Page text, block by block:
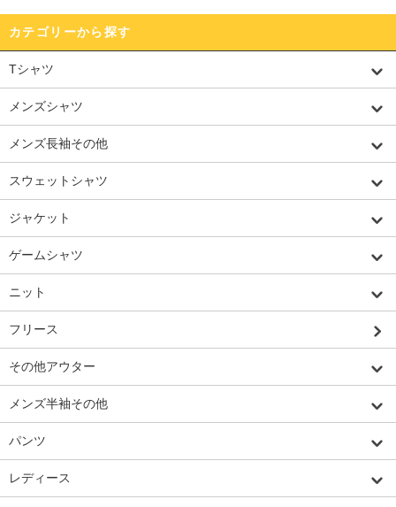
カテゴリーから探す
Tシャツ
メンズシャツ
メンズ長袖その他
スウェットシャツ
ジャケット
ゲームシャツ
ニット
フリース
その他アウター
メンズ半袖その他
パンツ
レディース